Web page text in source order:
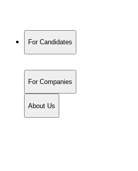
For Candidates
For Companies
About Us